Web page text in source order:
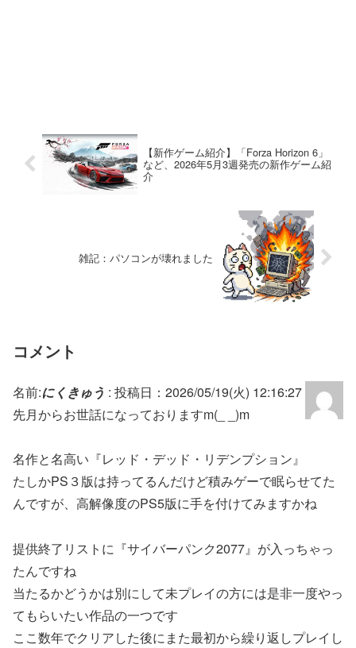
【新作ゲーム紹介】「Forza Horizon 6」
など、2026年5月3週発売の新作ゲーム紹
介
雑記：パソコンが壊れました
コメント
名前:にくきゅう : 投稿日：2026/05/19(火) 12:16:27
先月からお世話になっておりますm(_ _)m
名作と名高い『レッド・デッド・リデンプション』
たしかPS３版は持ってるんだけど積みゲーで眠らせてた
んですが、高解像度のPS5版に手を付けてみますかね
提供終了リストに『サイバーパンク2077』が入っちゃっ
たんですね
当たるかどうかは別にして未プレイの方には是非一度やっ
てもらいたい作品の一つです
ここ数年でクリアした後にまた最初から繰り返しプレイし